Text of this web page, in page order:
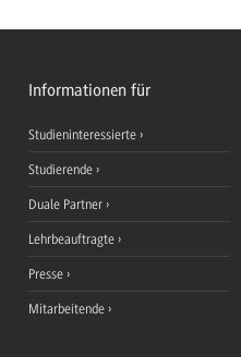
Informationen für
Studieninteressierte
Studierende
Duale Partner
Lehrbeauftragte
Presse
Mitarbeitende